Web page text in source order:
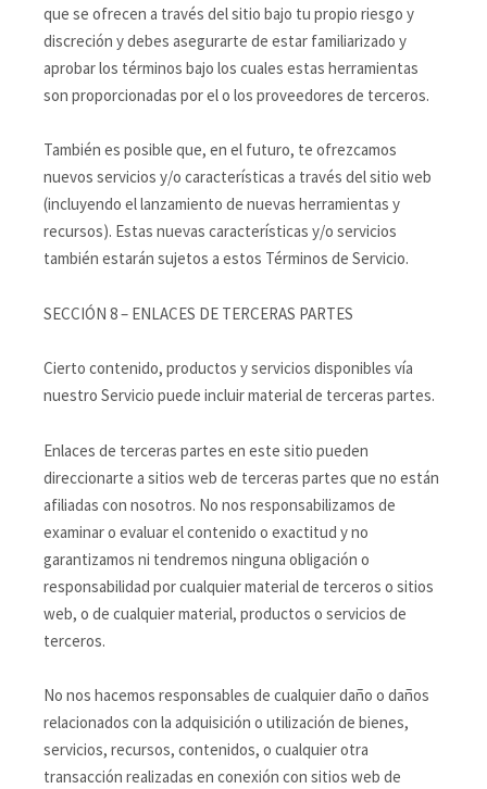
que se ofrecen a través del sitio bajo tu propio riesgo y
discreción y debes asegurarte de estar familiarizado y
aprobar los términos bajo los cuales estas herramientas
son proporcionadas por el o los proveedores de terceros.
También es posible que, en el futuro, te ofrezcamos
nuevos servicios y/o características a través del sitio web
(incluyendo el lanzamiento de nuevas herramientas y
recursos). Estas nuevas características y/o servicios
también estarán sujetos a estos Términos de Servicio.
SECCIÓN 8 – ENLACES DE TERCERAS PARTES
Cierto contenido, productos y servicios disponibles vía
nuestro Servicio puede incluir material de terceras partes.
Enlaces de terceras partes en este sitio pueden
direccionarte a sitios web de terceras partes que no están
afiliadas con nosotros. No nos responsabilizamos de
examinar o evaluar el contenido o exactitud y no
garantizamos ni tendremos ninguna obligación o
responsabilidad por cualquier material de terceros o sitios
web, o de cualquier material, productos o servicios de
terceros.
No nos hacemos responsables de cualquier daño o daños
relacionados con la adquisición o utilización de bienes,
servicios, recursos, contenidos, o cualquier otra
transacción realizadas en conexión con sitios web de